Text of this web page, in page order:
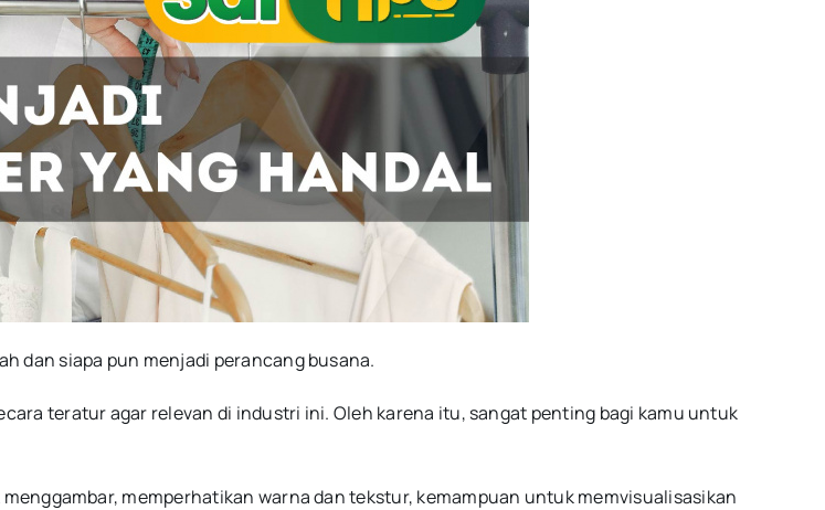
dan siapa pun menjadi perancang busana.
teratur agar relevan di industri ini. Oleh karena itu, sangat penting bagi kamu untuk
memperhatikan warna dan tekstur, kemampuan untuk memvisualisasikan